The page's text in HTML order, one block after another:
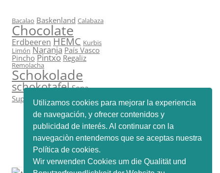
Utilizamos cookies para mejorar la experiencia
de navegación, y ofrecer contenidos y
publicidad de interés. Al continuar con la
navegaciòn entendemos que se aceptas nuestra
Política de cookies.
Wir verwenden Cookies um die Qualität und
Bacalao Baskenland Calabaza
Chocolate
Erdbeeren HEMC Kurbis
Limón Naranja País Vasco
Pincho Pintxo Regaliz
Remolacha
Schokolade
schokotafel Sopa
Suppe
Tableta Zitrone